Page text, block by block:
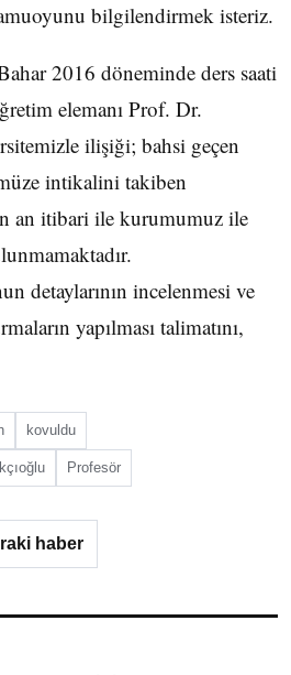
bilgilendirmek isteriz.
2016 döneminde ders saati
elemanı Prof. Dr.
ilişiği; bahsi geçen
intikalini takiben
an itibari ile kurumumuz ile
detaylarının incelenmesi ve
yapılması talimatını,
kovuldu
Profesör
haber